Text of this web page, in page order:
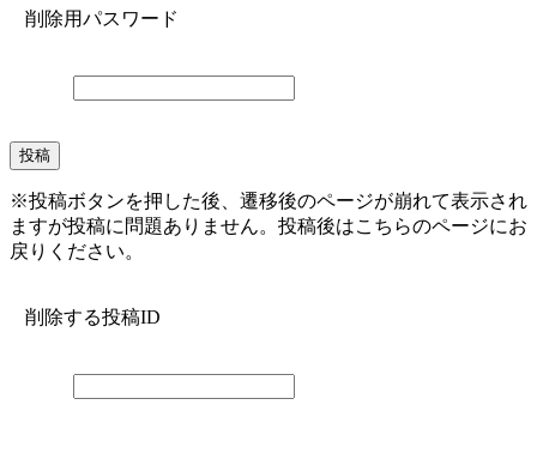
削除用パスワード
※投稿ボタンを押した後、遷移後のページが崩れて表示され
ますが投稿に問題ありません。投稿後はこちらのページにお
戻りください。
削除する投稿ID